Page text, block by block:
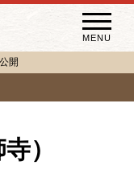
MENU
開
）